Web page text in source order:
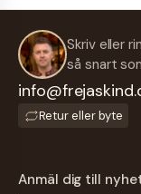
Skriv eller
så snart
Retur eller byte
Anmäl dig till